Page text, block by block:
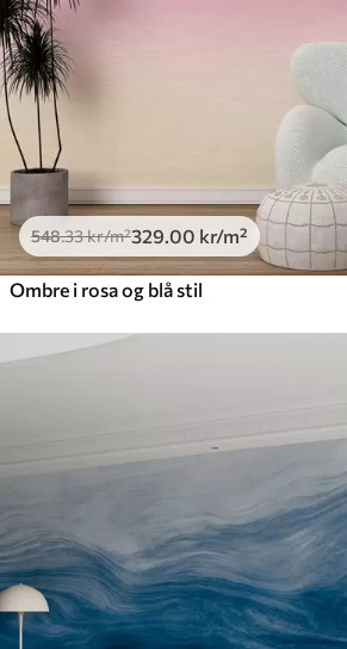
548.33kr/m²329.00 kr/m²
Ombre i rosa og blå stil